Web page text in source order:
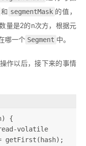
和 segmentMask 的值，
量是2的n次方，根据元
哪一个 Segment 中。
作以后，接下来的事情
{
volatile
getFirst(hash);